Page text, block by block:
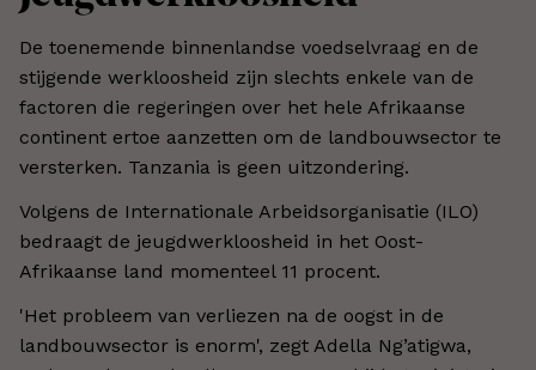
De toenemende binnenlandse voedselvraag en de
stijgende werkloosheid zijn slechts enkele van de
factoren die regeringen over het hele Afrikaanse
continent ertoe aanzetten om de landbouwsector te
versterken. Tanzania is geen uitzondering.
Volgens de Internationale Arbeidsorganisatie (ILO)
bedraagt de jeugdwerkloosheid in het Oost-
Afrikaanse land momenteel 11 procent.
'Het probleem van verliezen na de oogst in de
landbouwsector is enorm', zegt Adella Ng’atigwa,